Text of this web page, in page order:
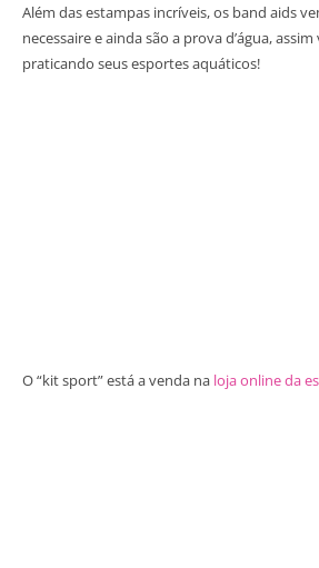
Além das estampas incríveis, os band aids
necessaire e ainda são a prova d’água,
praticando seus esportes aquáticos!
O “kit sport” está a venda na loja online da